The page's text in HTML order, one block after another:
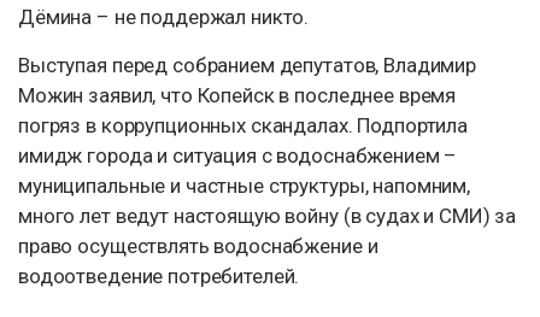
Дёмина – не поддержал никто.
Выступая перед собранием депутатов, Владимир
Можин заявил, что Копейск в последнее время
погряз в коррупционных скандалах. Подпортила
имидж города и ситуация с водоснабжением –
муниципальные и частные структуры, напомним,
много лет ведут настоящую войну (в судах и СМИ) за
право осуществлять водоснабжение и
водоотведение потребителей.